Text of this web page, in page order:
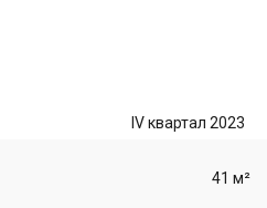
IV квартал 2023
41 м²